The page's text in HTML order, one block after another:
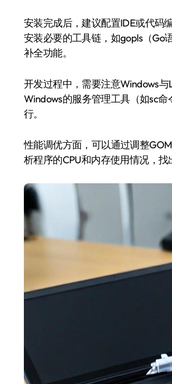
安装完成后，建议配置IDE或代码
安装必要的工具链，如gopls（Go
补全功能。
开发过程中，需要注意Windows
Windows的服务管理工具（如sc
行。
性能调优方面，可以通过调整
析程序的CPU和内存使用情况，找